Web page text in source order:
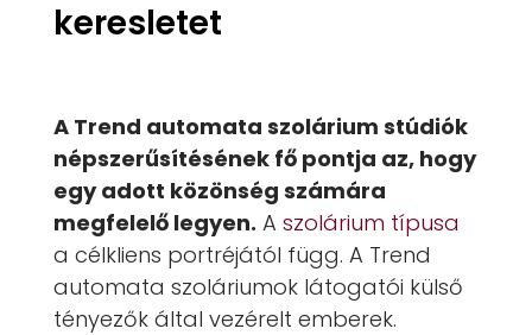
keresletet
A Trend automata szolárium stúdiók
népszerűsítésének fő pontja az, hogy
egy adott közönség számára
megfelelő legyen. A szolárium típusa
a célkliens portréjától függ. A Trend
automata szoláriumok látogatói külső
tényezők által vezérelt emberek.